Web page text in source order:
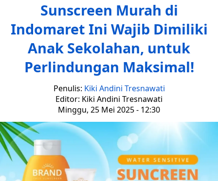
Sunscreen Murah di
Indomaret Ini Wajib Dimiliki
Anak Sekolahan, untuk
Perlindungan Maksimal!
Penulis: Kiki Andini Tresnawati
Editor: Kiki Andini Tresnawati
Minggu, 25 Mei 2025 - 12:30